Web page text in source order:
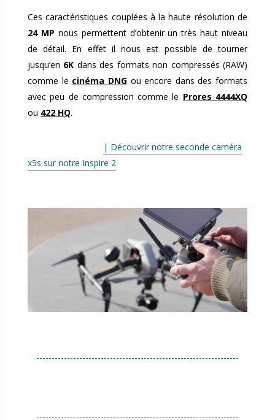
Ces caractéristiques couplées à la haute résolution de
24 MP nous permettent d’obtenir un très haut niveau
de détail. En effet il nous est possible de tourner
jusqu’en 6K dans des formats non compressés (RAW)
comme le cinéma DNG ou encore dans des formats
avec peu de compression comme le Prores 4444XQ
ou 422 HQ.
| Découvrir notre seconde caméra
x5s sur notre Inspire 2